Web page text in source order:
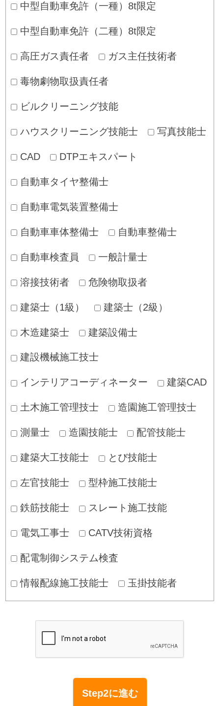
中型自動車免許（一種）8t限定
中型自動車免許（二種）8t限定
高圧ガス責任者 ガス主任技術者
毒物劇物取扱責任者
ビルクリーニング技能
ハウスクリーニング技能士 写真技能士
CAD DTPエキスパート
自動車タイヤ整備士
自動車電気装置整備士
自動車車体整備士 自動車整備士
自動車検査員 一般計量士
溶接技術者 危険物取扱者
建築士（1級） 建築士（2級）
木造建築士 建築設備士
建設機械施工技士
インテリアコーディネーター 建築CAD
土木施工管理技士 造園施工管理技士
測量士 造園技能士 配管技能士
建築大工技能士 とび技能士
左官技能士 型枠施工技能士
鉄筋技能士 スレート施工技能
電気工事士 CATV技術資格
配電制御システム検査
情報配線施工技能士 玉掛技能者